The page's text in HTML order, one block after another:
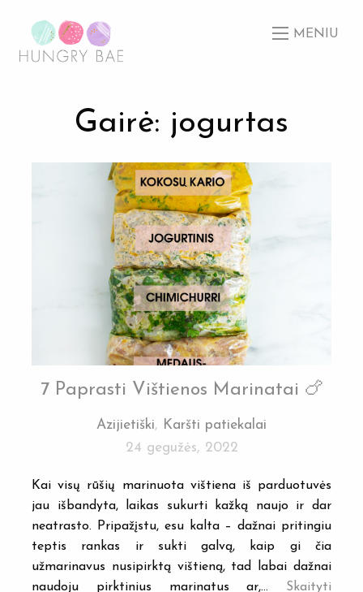
MENIU
Gairė: jogurtas
7 Paprasti Vištienos Marinatai 🍗
Azijietiški, Karšti patiekalai
24 gegužės, 2022
Kai visų rūšių marinuota vištiena iš parduotuvės
jau išbandyta, laikas sukurti kažką naujo ir dar
neatrasto. Pripažįstu, esu kalta – dažnai pritingiu
teptis rankas ir sukti galvą, kaip gi čia
užmarinavus nusipirktą vištieną, tad labai dažnai
naudoju pirktinius marinatus ar,… Skaityti